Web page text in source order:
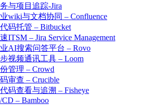
与项目追踪-Jira
wiki与文档协同 – Confluence
码托管 – Bitbucket
ITSM – Jira Service Management
AI搜索问答平台 – Rovo
视频通讯工具 – Loom
管理 – Crowd
审查 – Crucible
码查看与追溯 – Fisheye
CD – Bamboo